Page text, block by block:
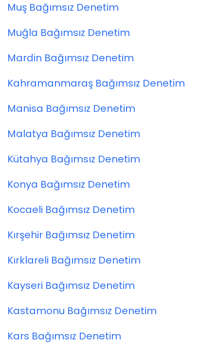
Muş Bağımsız Denetim
Muğla Bağımsız Denetim
Mardin Bağımsız Denetim
Kahramanmaraş Bağımsız Denetim
Manisa Bağımsız Denetim
Malatya Bağımsız Denetim
Kütahya Bağımsız Denetim
Konya Bağımsız Denetim
Kocaeli Bağımsız Denetim
Kırşehir Bağımsız Denetim
Kırklareli Bağımsız Denetim
Kayseri Bağımsız Denetim
Kastamonu Bağımsız Denetim
Kars Bağımsız Denetim